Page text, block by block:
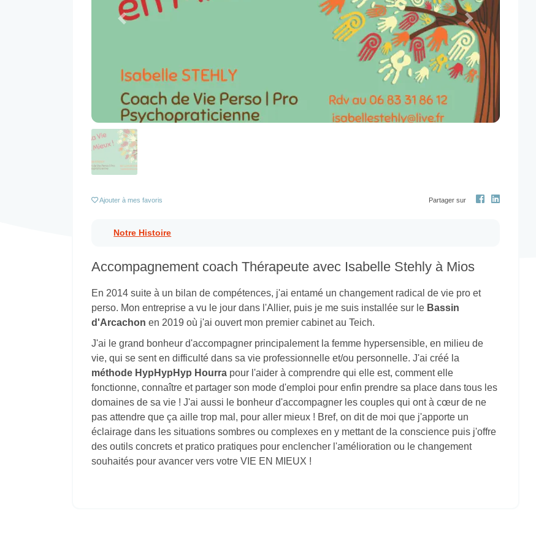
Previous Next
Ajouter à mes favoris Partager sur
Notre Histoire
Accompagnement coach Thérapeute avec Isabelle Stehly à Mios
En 2014 suite à un bilan de compétences, j'ai entamé un changement radical de vie pro et
perso. Mon entreprise a vu le jour dans l'Allier, puis je me suis installée sur le Bassin
d'Arcachon en 2019 où j'ai ouvert mon premier cabinet au Teich.
J'ai le grand bonheur d'accompagner principalement la femme hypersensible, en milieu de
vie, qui se sent en difficulté dans sa vie professionnelle et/ou personnelle. J'ai créé la
méthode HypHypHyp Hourra pour l'aider à comprendre qui elle est, comment elle
fonctionne, connaître et partager son mode d'emploi pour enfin prendre sa place dans tous les
domaines de sa vie ! J'ai aussi le bonheur d'accompagner les couples qui ont à cœur de ne
pas attendre que ça aille trop mal, pour aller mieux ! Bref, on dit de moi que j'apporte un
éclairage dans les situations sombres ou complexes en y mettant de la conscience puis j'offre
des outils concrets et pratico pratiques pour enclencher l'amélioration ou le changement
souhaités pour avancer vers votre VIE EN MIEUX !